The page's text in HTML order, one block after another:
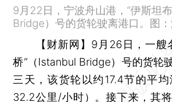
9月22日，宁波舟山港，“伊斯坦
Bridge）号的货轮驶离港口。图
【财新网】 9月26日，一艘
桥”（Istanbul Bridge）号的货轮
三天，该货轮以约17.4节的平
32.2公里/小时）。接下来，其